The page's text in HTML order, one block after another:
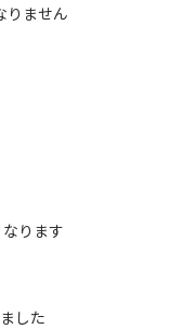
りません
ります
した